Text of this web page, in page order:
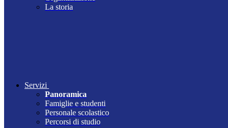
La storia
Servizi
Panoramica
Famiglie e studenti
Personale scolastico
Percorsi di studio